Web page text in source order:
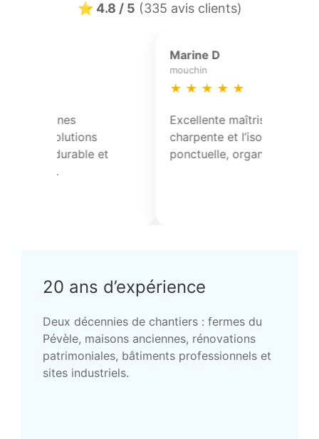
⭐ 4.8 / 5 (335 avis clients)
Intervention très professionnelle sur
la toiture avec un diagnostic précis.
Reprise d’étanchéité et finitions
soignées. Chantier sécurisé et
20 ans d’expérience
Deux décennies de chantiers : fermes du
Pévèle, maisons anciennes, rénovations
patrimoniales, bâtiments professionnels et
sites industriels.